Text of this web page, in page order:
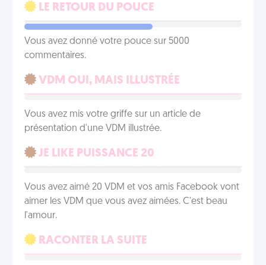
LE RETOUR DU POUCE
Vous avez donné votre pouce sur 5000
commentaires.
VDM OUI, MAIS ILLUSTRÉE
Vous avez mis votre griffe sur un article de
présentation d'une VDM illustrée.
JE LIKE PUISSANCE 20
Vous avez aimé 20 VDM et vos amis Facebook vont
aimer les VDM que vous avez aimées. C'est beau
l'amour.
RACONTER LA SUITE